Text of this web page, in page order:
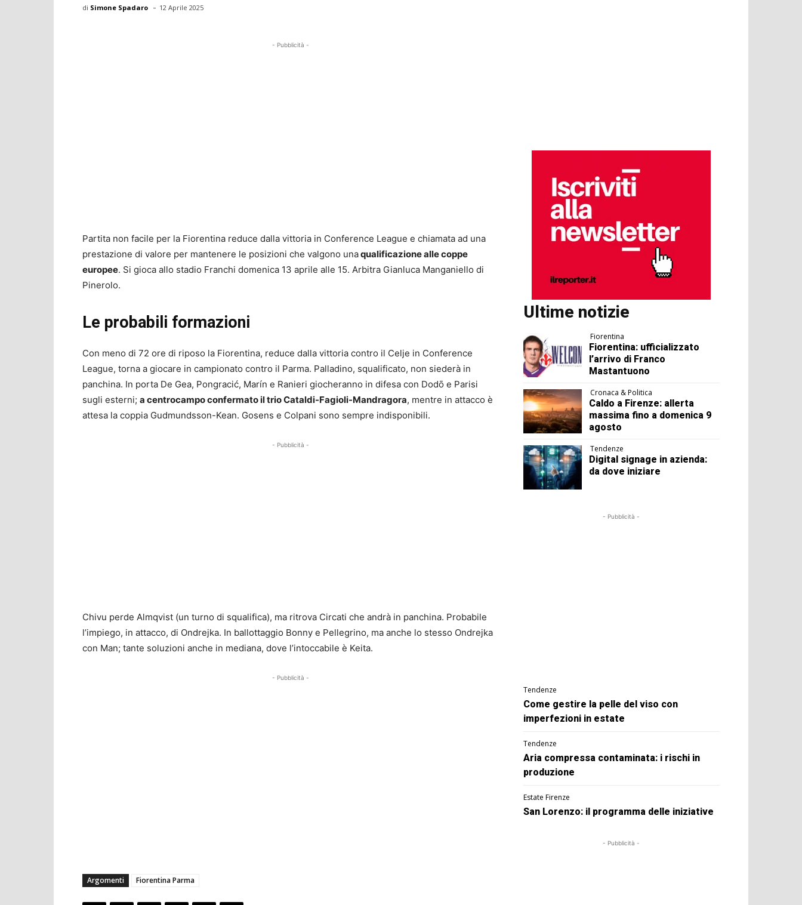
di Simone Spadaro - 12 Aprile 2025
- Pubblicità -
Partita non facile per la Fiorentina reduce dalla vittoria in Conference League e chiamata ad una
prestazione di valore per mantenere le posizioni che valgono unaqualificazione alle coppe
europee. Si gioca allo stadio Franchi domenica 13 aprile alle 15. Arbitra Gianluca Manganiello di
Pinerolo.
Le probabili formazioni
Con meno di 72 ore di riposo la Fiorentina, reduce dalla vittoria contro il Celje in Conference
League, torna a giocare in campionato contro il Parma. Palladino, squalificato, non siederà in
panchina. In porta De Gea, Pongracić, Marín e Ranieri giocheranno in difesa con Dodō e Parisi
sugli esterni; a centrocampo confermato il trio Cataldi-Fagioli-Mandragora, mentre in attacco è
attesa la coppia Gudmundsson-Kean. Gosens e Colpani sono sempre indisponibili.
- Pubblicità -
Chivu perde Almqvist (un turno di squalifica), ma ritrova Circati che andrà in panchina. Probabile
l’impiego, in attacco, di Ondrejka. In ballottaggio Bonny e Pellegrino, ma anche lo stesso Ondrejka
con Man; tante soluzioni anche in mediana, dove l’intoccabile è Keita.
- Pubblicità -
Argomenti Fiorentina Parma
Ultime notizie
Fiorentina
Fiorentina: ufficializzato
l’arrivo di Franco
Mastantuono
Cronaca & Politica
Caldo a Firenze: allerta
massima fino a domenica 9
agosto
Tendenze
Digital signage in azienda:
da dove iniziare
- Pubblicità -
Tendenze
Come gestire la pelle del viso con
imperfezioni in estate
Tendenze
Aria compressa contaminata: i rischi in
produzione
Estate Firenze
San Lorenzo: il programma delle iniziative
- Pubblicità -